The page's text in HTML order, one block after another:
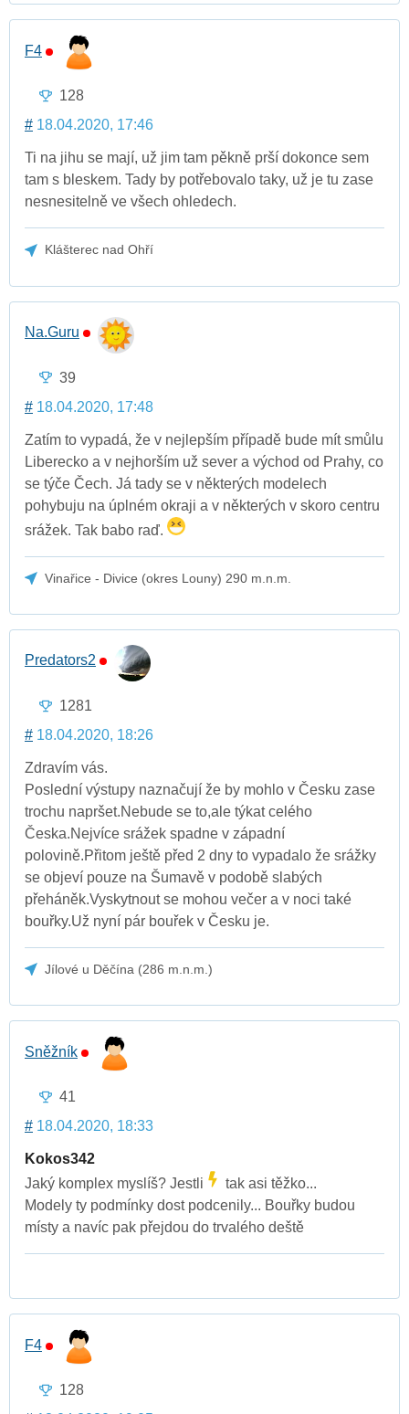
F4
128
# 18.04.2020, 17:46
Ti na jihu se mají, už jim tam pěkně prší dokonce sem
tam s bleskem. Tady by potřebovalo taky, už je tu zase
nesnesitelně ve všech ohledech.
Klášterec nad Ohří
Na.Guru
39
# 18.04.2020, 17:48
Zatím to vypadá, že v nejlepším případě bude mít smůlu
Liberecko a v nejhorším už sever a východ od Prahy, co
se týče Čech. Já tady se v některých modelech
pohybuju na úplném okraji a v některých v skoro centru
srážek. Tak babo raď.
Vinařice - Divice (okres Louny) 290 m.n.m.
Predators2
1281
# 18.04.2020, 18:26
Zdravím vás.
Poslední výstupy naznačují že by mohlo v Česku zase
trochu napršet.Nebude se to,ale týkat celého
Česka.Nejvíce srážek spadne v západní
polovině.Přitom ještě před 2 dny to vypadalo že srážky
se objeví pouze na Šumavě v podobě slabých
přeháněk.Vyskytnout se mohou večer a v noci také
bouřky.Už nyní pár bouřek v Česku je.
Jílové u Děčína (286 m.n.m.)
Sněžník
41
# 18.04.2020, 18:33
Kokos342
Jaký komplex myslíš? Jestli
tak asi těžko...
Modely ty podmínky dost podcenily... Bouřky budou
místy a navíc pak přejdou do trvalého deště
F4
128